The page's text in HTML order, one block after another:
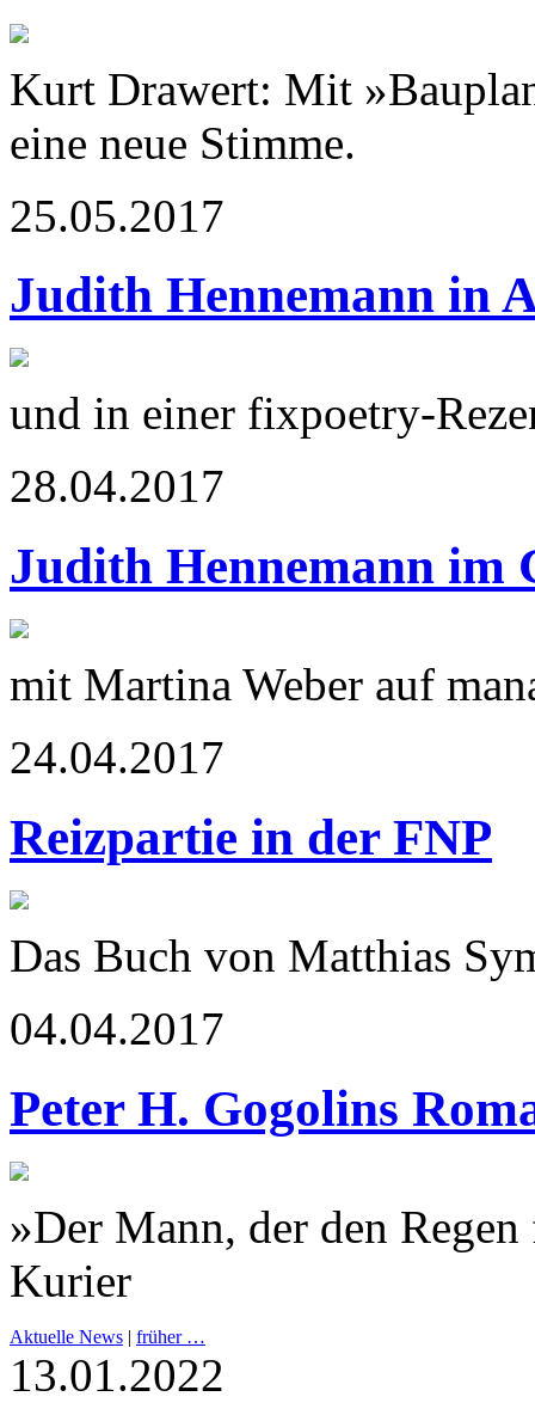
Kurt Drawert: Mit
eine neue Stimme.
25.05.2017
Judith Hennemann in
und in einer fixpoetry-
28.04.2017
Judith Hennemann im
mit Martina Weber auf
24.04.2017
Reizpartie in der FNP
Das Buch von Matthias
04.04.2017
Peter H. Gogolins
»Der Mann, der den
Kurier
Aktuelle News | früher …
13.01.2022